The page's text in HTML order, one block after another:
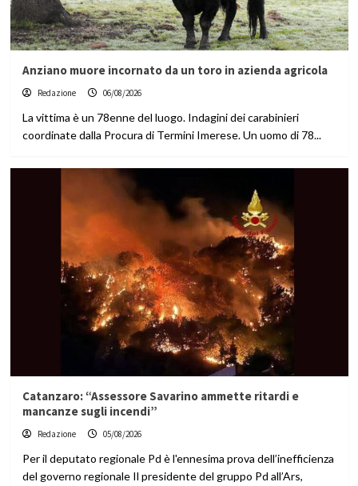
Anziano muore incornato da un toro in azienda agricola
Redazione 06/08/2026
La vittima è un 78enne del luogo. Indagini dei carabinieri
coordinate dalla Procura di Termini Imerese. Un uomo di 78...
Catanzaro: “Assessore Savarino ammette ritardi e
mancanze sugli incendi”
Redazione 05/08/2026
Per il deputato regionale Pd è l'ennesima prova dell’inefficienza
del governo regionale Il presidente del gruppo Pd all’Ars,